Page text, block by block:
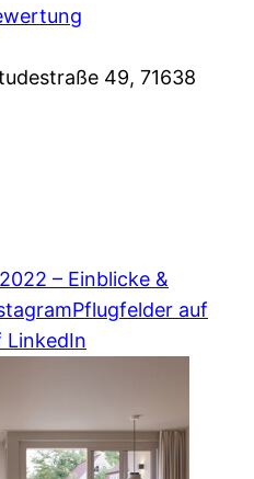
49, 71638
– Einblicke &
Pflugfelder auf
LinkedIn